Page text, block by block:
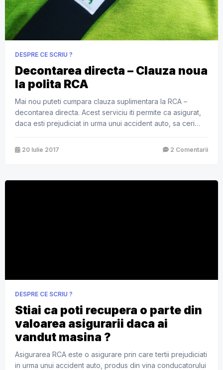
DESPRE CE SCRIU ?
Decontarea directa – Clauza noua
la polita RCA
Mai nou puteti cumpara clauza suplimentara la RCA –
decontarea directa. Acest serviciu iti permite ca asigurat,
daca esti prejudiciat in urma unui accident auto, sa ceri
RCA incheiata. Totusi,decontarea directa e
20 Iulie 2017 2 Comentarii
DESPRE CE SCRIU ?
Stiai ca poti recupera o parte din
valoarea asigurarii daca ai
vandut masina ?
Asigurarea RCA este o asigurare prin care tertii prejudiciati
in urma unui accident auto, produs din vina conducatorului